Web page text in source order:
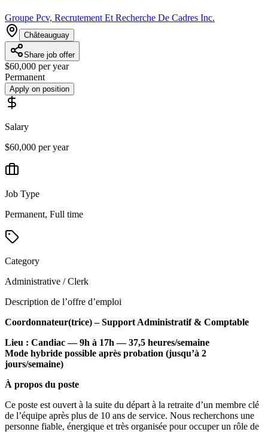
Groupe Pcv, Recrutement Et Recherche De Cadres Inc.
Châteauguay
Share job offer
$60,000 per year
Permanent
Apply on position
Salary
$60,000 per year
Job Type
Permanent, Full time
Category
Administrative / Clerk
Description de l’offre d’emploi
Coordonnateur(trice) – Support Administratif & Comptable
Lieu : Candiac — 9h à 17h — 37,5 heures/semaine
Mode hybride possible après probation (jusqu’à 2
jours/semaine)
À propos du poste
Ce poste est ouvert à la suite du départ à la retraite d’un membre clé
de l’équipe après plus de 10 ans de service. Nous recherchons une
personne fiable, énergique et très organisée pour occuper un rôle de